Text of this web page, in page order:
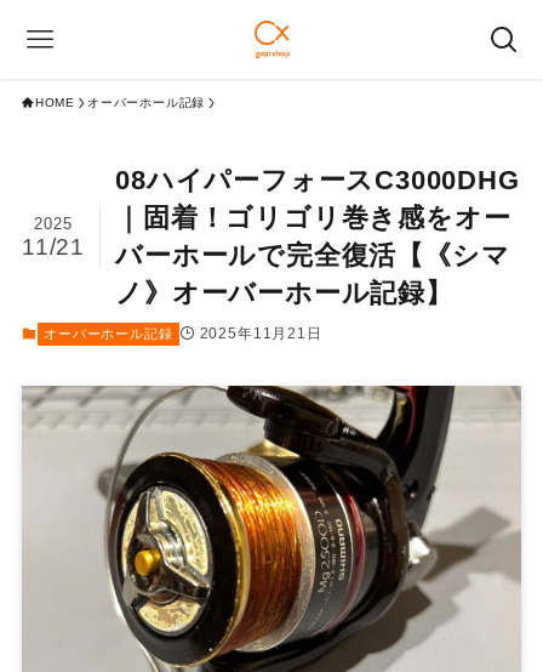
HOME オーバーホール記録
08ハイパーフォースC3000DHG
｜固着！ゴリゴリ巻き感をオー
バーホールで完全復活【《シマ
ノ》オーバーホール記録】
2025
11/21
オーバーホール記録 2025年11月21日